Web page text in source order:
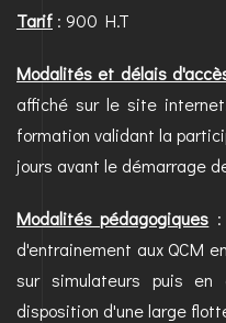
Tarif : 900 H.T
Modalités et délais
affiché sur le site
formation validant la
jours avant le démarrage
Modalités pédagogiques
d'entrainement aux QCM
sur simulateurs puis
disposition d'une large